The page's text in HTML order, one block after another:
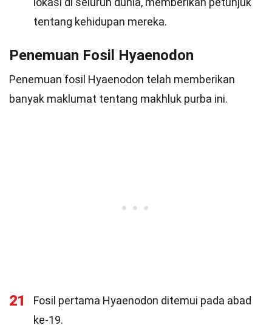
tentang kehidupan mereka.
Penemuan Fosil Hyaenodon
Penemuan fosil Hyaenodon telah memberikan
banyak maklumat tentang makhluk purba ini.
21
Fosil pertama Hyaenodon ditemui pada abad
ke-19.